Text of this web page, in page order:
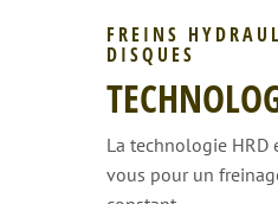
FREINS
DISQUES
La technologie HRD
vous pour un